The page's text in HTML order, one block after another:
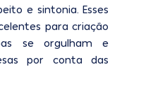
e sintonia. Esses
para criação
se orgulham e
por conta das